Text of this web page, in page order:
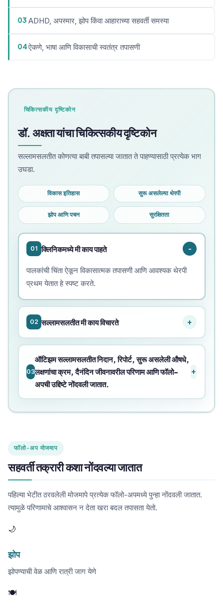
03 ADHD, अपस्मार, झोप किंवा आहाराच्या सहवर्ती समस्या
04ऐकणे, भाषा आणि विकासाची स्वतंत्र तपासणी
चिकित्सकीय दृष्टिकोन
डॉ. अक्षता यांचा चिकित्सकीय दृष्टिकोन
सल्लामसलतीत कोणत्या बाबी तपासल्या जातात ते पाहण्यासाठी प्रत्येक भाग
उघडा.
विकास इतिहास सुरू असलेल्या थेरपी
झोप आणि पचन सुरक्षितता
01 क्लिनिकमध्ये मी काय पाहते
पालकांची चिंता ऐकून विकासात्मक तपासणी आणि आवश्यक थेरपी
प्रथम येतात हे स्पष्ट करते.
02 सल्लामसलतीत मी काय विचारते
03
ऑटिझम सल्लामसलतीत निदान, रिपोर्ट, सुरू असलेली औषधे,
लक्षणांचा क्रम, दैनंदिन जीवनावरील परिणाम आणि फॉलो-
अपची उद्दिष्टे नोंदवली जातात.
फॉलो-अप मोजमाप
सहवर्ती तक्रारी कशा नोंदवल्या जातात
पहिल्या भेटीत ठरवलेली मोजमापे प्रत्येक फॉलो-अपमध्ये पुन्हा नोंदवली जातात.
त्यामुळे परिणामाचे आश्वासन न देता खरा बदल तपासता येतो.
🌙
झोप
झोपण्याची वेळ आणि रात्री जाग येणे
🍽️